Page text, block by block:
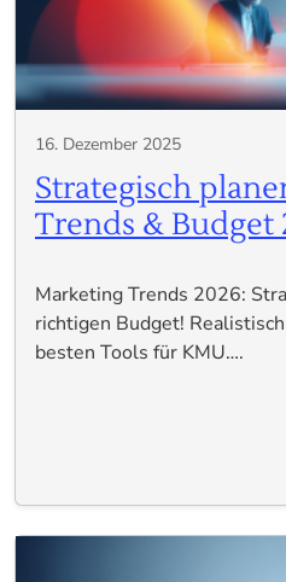
16. Dezember 2025
Strategisch
Trends & Budget
Marketing Trends 2026:
richtigen Budget!
besten Tools für KMU….